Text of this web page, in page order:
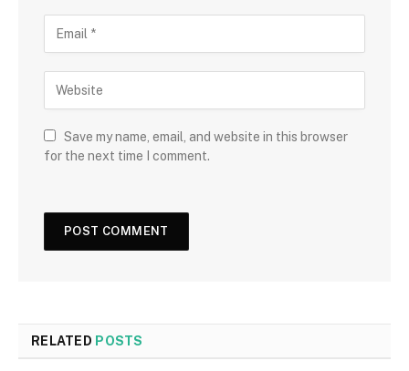
Save my name, email, and website in this browser
for the next time I comment.
RELATED POSTS